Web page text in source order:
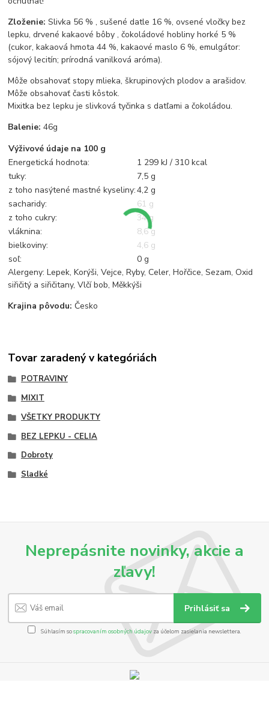
Zloženie: Slivka 56 % , sušené datle 16 %, ovsené vločky bez
lepku, drvené kakaové bôby , čokoládové hobliny horké 5 %
(cukor, kakaová hmota 44 %, kakaové maslo 6 %, emulgátor:
sójový lecitín; prírodná vanilková aróma).
Môže obsahovať stopy mlieka, škrupinových plodov a arašidov.
Môže obsahovať časti kôstok.
Mixitka bez lepku je slivková tyčinka s datľami a čokoládou.
Balenie: 46g
Výživové údaje na 100 g
Energetická hodnota:
1 299 kJ / 310 kcal
tuky:
7,5 g
z toho nasýtené mastné kyseliny:4,2 g
sacharidy:
61 g
z toho cukry:
34 g
vláknina:
8,6 g
bielkoviny:
4,6 g
soľ:
0 g
Alergeny: Lepek, Korýši, Vejce, Ryby, Celer, Hořčice, Sezam, Oxid
siřičitý a siřičitany, Vlčí bob, Měkkýši
Krajina pôvodu: Česko
Tovar zaradený v kategóriách
POTRAVINY
MIXIT
VŠETKY PRODUKTY
BEZ LEPKU - CELIA
Dobroty
Sladké
Neprepásnite novinky, akcie a
zľavy!
Prihlásiť sa
Súhlasím sospracovaním osobných údajov za účelom zasielania newslettera.